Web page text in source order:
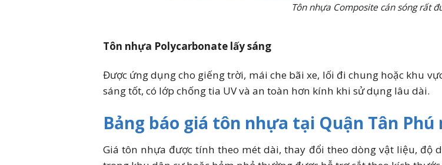
Tôn nhựa Composite cán sóng rất
Tôn nhựa Polycarbonate lấy sáng
Được ứng dụng cho giếng trời, mái che bãi xe, lối đi chung hoặc khu
sáng tốt, có lớp chống tia UV và an toàn hơn kính khi sử dụng lâu dài.
Bảng báo giá tôn nhựa tại Quận Tân
Giá tôn nhựa được tính theo mét dài, thay đổi theo dòng vật liệu, độ